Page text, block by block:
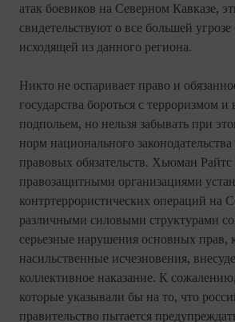
атак боевиков на Северном Кавказе,
свидетельствуют о все большей угрозе
исходящей из данного региона.
Никто не оспаривает право и
государства бороться с терроризмом
подпольем, но нельзя забывать при
норм национального
правовых обязательств. Хьюман
правозащитными организациями
контртеррористических операций на
различными силовыми структурами
серьезные нарушения основных прав,
насильственные исчезновения,
коллективное наказание. К
которые указывали бы на то, что
правительство пытается